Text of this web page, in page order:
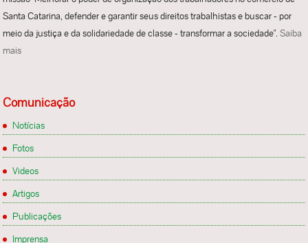
Santa Catarina, defender e garantir seus direitos trabalhistas e buscar - por
meio da justiça e da solidariedade de classe - transformar a sociedade".Saiba
mais
Comunicação
Notícias
Fotos
Videos
Artigos
Publicações
Imprensa